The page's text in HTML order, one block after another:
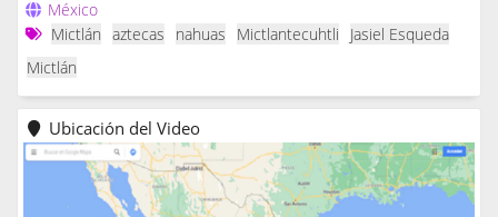
México
Mictlán aztecas nahuas Mictlantecuhtli
Jasiel Esqueda
Mictlán
Ubicación del Video